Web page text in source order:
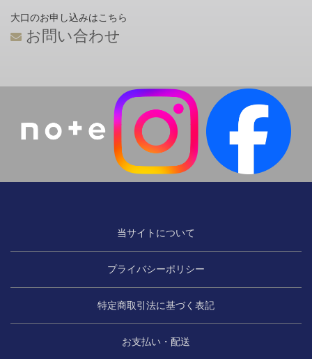
大口のお申し込みはこちら
お問い合わせ
当サイトについて
プライバシーポリシー
特定商取引法に基づく表記
お支払い・配送